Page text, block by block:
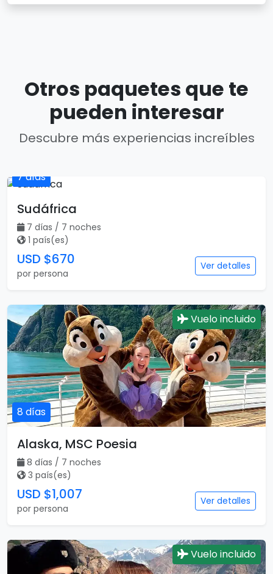
Otros paquetes que te
pueden interesar
Descubre más experiencias increíbles
7 días
Sudáfrica
7 días / 7 noches
1 país(es)
USD $670
por persona
Ver detalles
8 días
Vuelo incluido
Alaska, MSC Poesia
8 días / 7 noches